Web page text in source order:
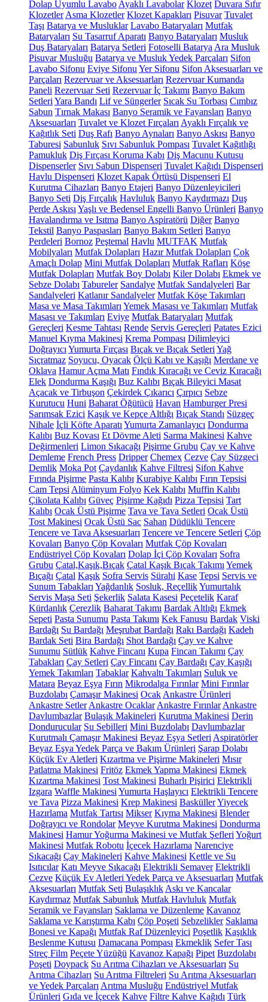
Dolap Uyumlu Lavabo Ayaklı Lavabolar Klozet Duvara Sıfır
Klozetler Asma Klozetler Klozet Kapakları Pisuvar Tuvalet
Taşı Batarya ve Musluklar Lavabo Bataryaları Mutfak
Bataryaları Su Tasarruf Aparatı Banyo Bataryaları Musluk
Duş Bataryaları Batarya Setleri Fotoselli Batarya Ara Musluk
Pisuvar Musluğu Batarya ve Musluk Yedek Parçaları Sifon
Lavabo Sifonu Eviye Sifonu Yer Sifonu Sifon Aksesuarları ve
Parçaları Rezervuar ve Aksesuarları Rezervuar Kumanda
Paneli Rezervuar Seti Rezervuar İç Takımı Banyo Bakım
Setleri Yara Bandı Lif ve Süngerler Sıcak Su Torbası Cımbız
Sabun Tırnak Makası Banyo Seramik ve Fayansları Banyo
Aksesuarları Tuvalet ve Klozet Fırçaları Ayaklı Fırçalık ve
Kağıtlık Seti Duş Rafı Banyo Aynaları Banyo Askısı Banyo
Taburesi Sabunluk Sıvı Sabunluk Pompası Tuvalet Kağıtlığı
Pamukluk Diş Fırçası Koruma Kabı Diş Macunu Kutusu
Dispenserler Sıvı Sabun Dispenseri Tuvalet Kağıdı Dispenseri
Havlu Dispenseri Klozet Kapak Örtüsü Dispenseri El
Kurutma Cihazları Banyo Etajeri Banyo Düzenleyicileri
Banyo Seti Diş Fırçalık Havluluk Banyo Kaydırmazı Duş
Perde Askısı Yaşlı ve Bedensel Engelli Banyo Ürünleri Banyo
Havalandırma ve Isıtma Banyo Aspiratörü Diğer Banyo
Tekstil Banyo Paspasları Banyo Bakım Setleri Banyo
Perdeleri Bornoz Peştemal Havlu MUTFAK Mutfak
Mobilyaları Mutfak Dolapları Hazır Mutfak Dolapları Çok
Amaçlı Dolap Mini Mutfak Dolapları Mutfak Rafları Köşe
Mutfak Dolapları Mutfak Boy Dolabı Kiler Dolabı Ekmek ve
Sebze Dolabı Tabureler Sandalye Mutfak Sandalyeleri Bar
Sandalyeleri Katlanır Sandalyeler Mutfak Köşe Takımları
Masa ve Masa Takımları Yemek Masası ve Takımları Mutfak
Masası ve Takımları Eviye Mutfak Bataryaları Mutfak
Gereçleri Kesme Tahtası Rende Servis Gereçleri Patates Ezici
Manuel Kıyma Makinesi Krema Pompası Dilimleyici
Doğrayıcı Yumurta Fırçası Bıçak ve Bıçak Setleri Yağ
Sıçratmaz Soyucu, Oyacak Ölçü Kabı ve Kaşığı Merdane ve
Oklava Hamur Açma Matı Fındık Kıracağı ve Ceviz Kıracağı
Elek Dondurma Kaşığı Buz Kalıbı Bıçak Bileyici Masat
Açacak ve Tirbuşon Çekirdek Çıkarıcı Çırpıcı Sebze
Kurutucu Huni Baharat Öğütücü Havan Hamburger Presi
Sarımsak Ezici Kaşık ve Kepçe Altlığı Bıçak Standı Süzgeç
Nihale İçli Köfte Aparatı Yumurta Zamanlayıcı Dondurma
Kalıbı Buz Kovası Et Dövme Aleti Sarma Makinesi Kahve
Değirmenleri Limon Sıkacağı Pişirme Grubu Çay ve Kahve
Demleme French Press Dripper Chemex Cezve Çay Süzgeci
Demlik Moka Pot Çaydanlık Kahve Filtresi Sifon Kahve
Fırında Pişirme Pasta Kalıbı Kurabiye Kalıbı Fırın Tepsisi
Cam Tepsi Alüminyum Folyo Kek Kalıbı Muffin Kalıbı
Çikolata Kalıbı Güveç Pişirme Kağıdı Pizza Tepsisi Tart
Kalıbı Ocak Üstü Pişirme Tava ve Tava Setleri Ocak Üstü
Tost Makinesi Ocak Üstü Sac Sahan Düdüklü Tencere
Tencere ve Tava Aksesuarları Tencere ve Tencere Setleri Çöp
Kovaları Banyo Çöp Kovaları Mutfak Çöp Kovaları
Endüstriyel Çöp Kovaları Dolap İçi Çöp Kovaları Sofra
Grubu Çatal,Kaşık,Bıçak Çatal Kaşık Bıçak Takımı Yemek
Bıçağı Çatal Kaşık Sofra Servis Sürahi Kase Tepsi Servis ve
Sunum Tabakları Yağdanlık Sosluk, ReçellikYumurtalık
Servis Maşa Seti Şekerlik Salata Kasesi Peçetelik Karaf
Kürdanlık Çerezlik Baharat Takımı Bardak Altlığı Ekmek
Sepeti Pasta Sunumu Pasta Takımı Kek Fanusu Bardak Viski
Bardağı Su Bardağı Meşrubat Bardağı Rakı Bardağı Kadeh
Bardak Seti Bira Bardağı Shot Bardağı Çay ve Kahve
Sunumu Sütlük Kahve Fincanı Kupa Fincan Takımı Çay
Tabakları Çay Setleri Çay Fincanı Çay Bardağı Çay Kaşığı
Yemek Takımları Tabaklar Kahvaltı Takımları Suluk ve
Matara Beyaz Eşya Fırın Mikrodalga Fırınlar Mini Fırınlar
Buzdolabı Çamaşır Makinesi Ocak Ankastre Ürünleri
Ankastre Setler Ankastre Ocaklar Ankastre Fırınlar Ankastre
Davlumbazlar Bulaşık Makineleri Kurutma Makinesi Derin
Dondurucular Su Sebilleri Mini Buzdolabı Davlumbazlar
Kurutmalı Çamaşır Makinesi Beyaz Eşya Setleri Aspiratörler
Beyaz Eşya Yedek Parça ve Bakım Ürünleri Şarap Dolabı
Küçük Ev Aletleri Kızartma ve Pişirme Makineleri Mısır
Patlatma Makinesi Fritöz Ekmek Yapma Makinesi Ekmek
Kızartma Makinesi Tost Makinesi Buharlı Pişirici Elektrikli
Izgara Waffle Makinesi Yumurta Haşlayıcı Elektrikli Tencere
ve Tava Pizza Makinesi Krep Makinesi BasküllerYiyecek
Hazırlama Mutfak Tartısı Mikser Kıyma Makinesi Blender
Doğrayıcı ve Rondolar Meyve Kurutma Makinesi Dondurma
Makinesi Hamur Yoğurma Makinesi ve Mutfak Şefleri Yoğurt
Makinesi Mutfak Robotu İçecek Hazırlama Narenciye
Sıkacağı Çay Makineleri Kahve Makinesi Kettle ve Su
Isıtıcılar Katı Meyve Sıkacağı Elektrikli Semaver Elektrikli
Cezve Küçük Ev Aletleri Yedek Parça ve Aksesuarları Mutfak
Aksesuarları Mutfak Seti Bulaşıklık Askı ve Kancalar
Kaydırmaz Mutfak Sabunluk Mutfak Havluluk Mutfak
Seramik ve Fayansları Saklama ve Düzenleme Kavanoz
Saklama ve Karıştırma Kabı Çöp Poşeti Sebzelikler Saklama
Bonesi ve Kapağı Mutfak Raf Düzenleyici Poşetlik Kaşıklık
Beslenme Kutusu Damacana Pompası Ekmeklik Sefer Tası
Streç Film Peçete Yüzüğü Kavanoz Kapağı Pipet Buzdolabı
Poşeti Doypack Su Arıtma Cihazları ve Aksesuarları Su
Arıtma Cihazları Su Arıtma Filtreleri Su Arıtma Aksesuarları
ve Yedek Parçaları Arıtma Musluğu Endüstriyel Mutfak
Ürünleri Gıda ve İçecek Kahve Filtre Kahve Kağıdı Türk